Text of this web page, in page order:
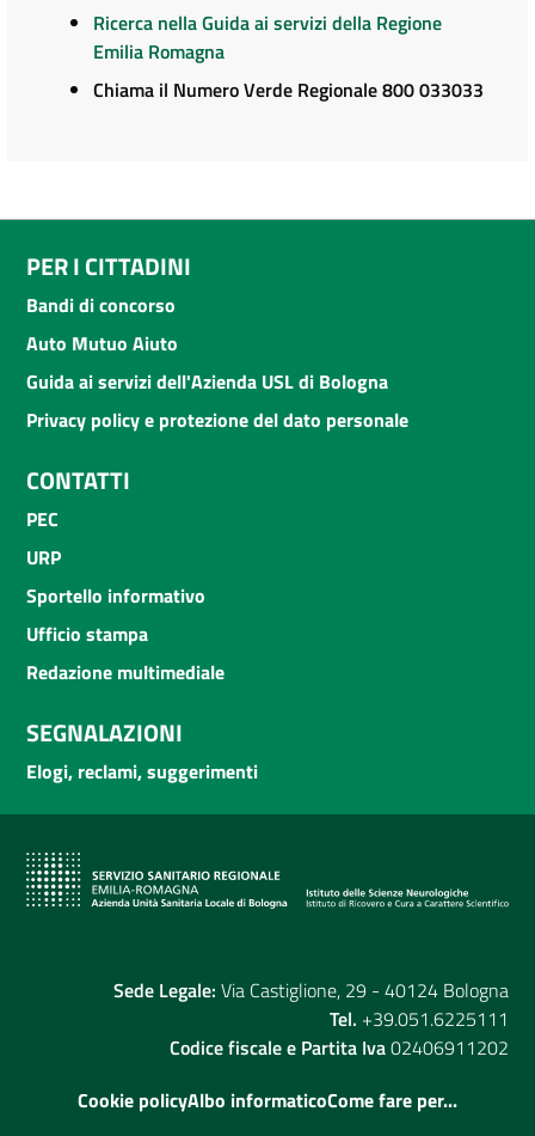
Ricerca nella Guida ai servizi della Regione
Emilia Romagna
Chiama il Numero Verde Regionale 800 033033
PER I CITTADINI
Bandi di concorso
Auto Mutuo Aiuto
Guida ai servizi dell'Azienda USL di Bologna
Privacy policy e protezione del dato personale
CONTATTI
PEC
URP
Sportello informativo
Ufficio stampa
Redazione multimediale
SEGNALAZIONI
Elogi, reclami, suggerimenti
Sede Legale: Via Castiglione, 29 - 40124 Bologna
Tel. +39.051.6225111
Codice fiscale e Partita Iva02406911202
Cookie policyAlbo informaticoCome fare per...